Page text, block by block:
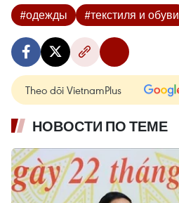
#одежды #текстиля и обуви
Theo dõi VietnamPlus
НОВОСТИ ПО ТЕМЕ